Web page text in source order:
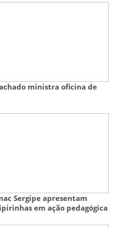
ministra oficina de
Sergipe apresentam
em ação pedagógica